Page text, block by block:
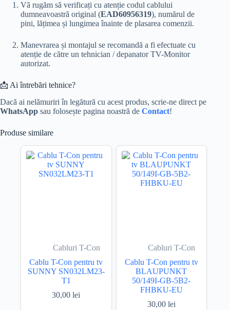
Vă rugăm să verificați cu atenție codul cablului
dumneavoastră original (EAD60956319), numărul de
pini, lățimea și lungimea înainte de plasarea comenzii.
Manevrarea și montajul se recomandă a fi efectuate cu
atenție de către un tehnician / depanator TV-Monitor
autorizat.
📩 Ai întrebări tehnice?
Dacă ai nelămuriri în legătură cu acest produs, scrie-ne direct pe
WhatsApp sau folosește pagina noastră de Contact!
Produse similare
Cabluri T-Con
Cablu T-Con pentru tv
SUNNY SN032LM23-
T1
30,00lei
Cabluri T-Con
Cablu T-Con pentru tv
BLAUPUNKT
50/149I-GB-5B2-
FHBKU-EU
30,00 lei